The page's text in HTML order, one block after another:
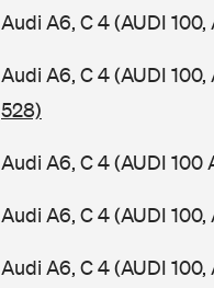
Audi A6, C 4 (AUDI 100,
Audi A6, C 4 (AUDI 100,
528)
Audi A6, C 4 (AUDI 100
Audi A6, C 4 (AUDI
Audi A6, C 4 (AUDI